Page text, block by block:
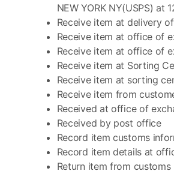
NEW YORK NY(USPS) at
Receive item at delivery
Receive item at office of
Receive item at office of
Receive item at Sorting
Receive item at sorting
Receive item from
Received at office of
Received by post office
Record item customs
Record item details at
Return item from customs